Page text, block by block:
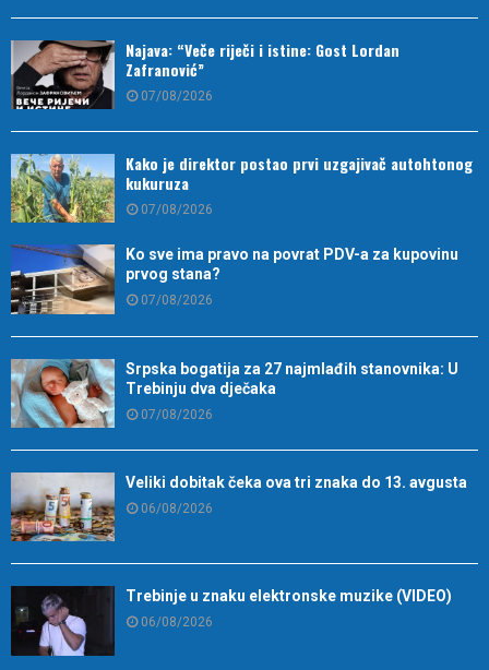
Najava: “Veče riječi i istine: Gost Lordan
Zafranović”
07/08/2026
Kako je direktor postao prvi uzgajivač autohtonog
kukuruza
07/08/2026
Ko sve ima pravo na povrat PDV-a za kupovinu
prvog stana?
07/08/2026
Srpska bogatija za 27 najmlađih stanovnika: U
Trebinju dva dječaka
07/08/2026
Veliki dobitak čeka ova tri znaka do 13. avgusta
06/08/2026
Trebinje u znaku elektronske muzike (VIDEO)
06/08/2026